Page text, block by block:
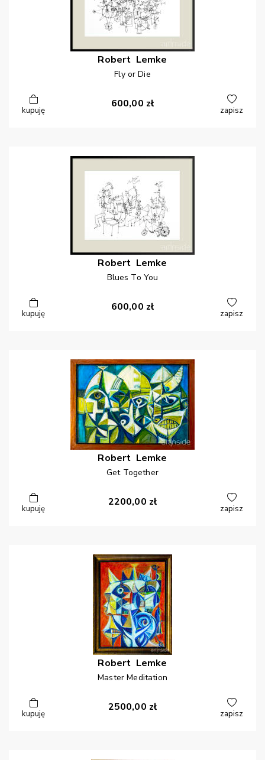
Robert Lemke
Fly or Die
kupuję
600,00 zł
zapisz
Robert Lemke
Blues To You
kupuję
600,00 zł
zapisz
Robert Lemke
Get Together
kupuję
2200,00 zł
zapisz
Robert Lemke
Master Meditation
kupuję
2500,00 zł
zapisz